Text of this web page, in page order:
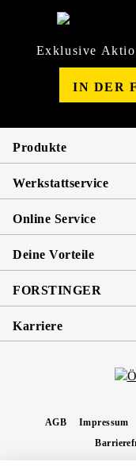
Exklusive
IN DER
Produkte
Werkstattservice
Online Service
Deine Vorteile
FORSTINGER
Karriere
AGB Impressum